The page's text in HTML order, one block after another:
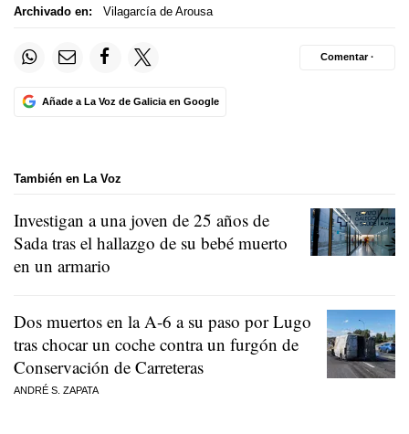
Archivado en: Vilagarcía de Arousa
Añade a La Voz de Galicia en Google
Comentar ·
También en La Voz
Investigan a una joven de 25 años de
Sada tras el hallazgo de su bebé muerto
en un armario
Dos muertos en la A-6 a su paso por Lugo
tras chocar un coche contra un furgón de
Conservación de Carreteras
ANDRÉ S. ZAPATA